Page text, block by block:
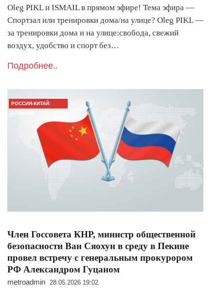
Oleg PIKL и ISMAIL в прямом эфире! Тема эфира —
Спортзал или тренировки дома/на улице? Oleg PIKL —
за тренировки дома и на улице:свобода, свежий
воздух, удобство и спорт без…
Подробнее..
РОССИЯ-КИТАЙ:
ГЛАВНОЕ
Член Госсовета КНР, министр общественной
безопасности Ван Сяохун в среду в Пекине
провел встречу с генеральным прокурором
РФ Александром Гуцаном
metroadmin 28.05.2026 19:02